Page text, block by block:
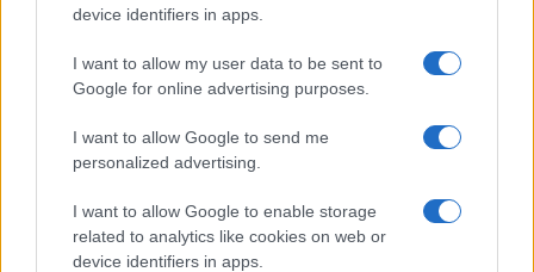
device identifiers in apps.
I want to allow my user data to be sent to
Google for online advertising purposes.
I want to allow Google to send me
personalized advertising.
I want to allow Google to enable storage
related to analytics like cookies on web or
device identifiers in apps.
από 18.990 ευρώ
Ατρόμητος και Novibet
συνεχίζουν μαζί: Ανανέωση
της συνεργασίας τους μέχρι